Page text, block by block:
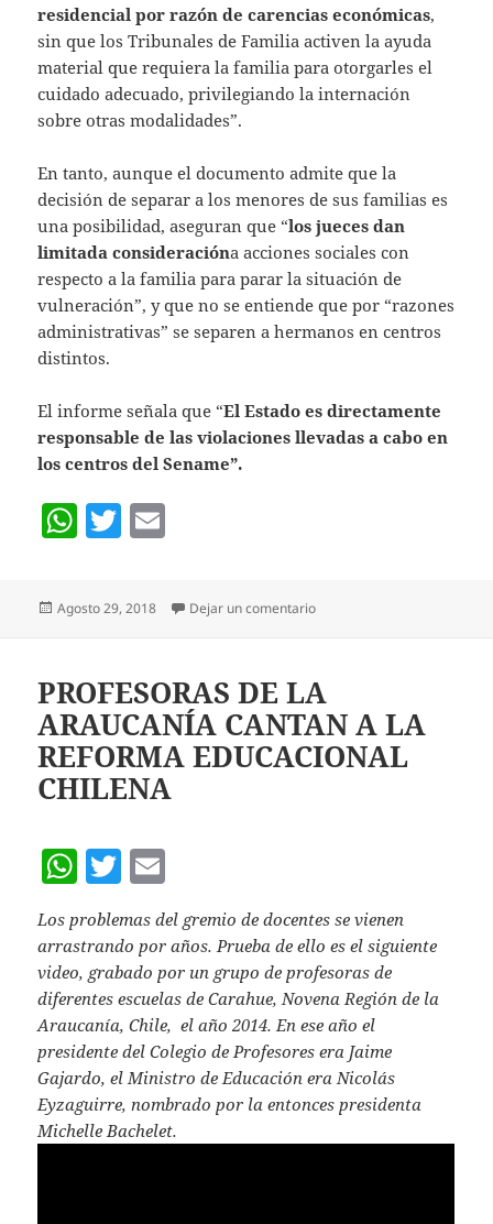
residencial por razón de carencias económicas,
sin que los Tribunales de Familia activen la ayuda
material que requiera la familia para otorgarles el
cuidado adecuado, privilegiando la internación
sobre otras modalidades”.
En tanto, aunque el documento admite que la
decisión de separar a los menores de sus familias es
una posibilidad, aseguran que “los jueces dan
limitada consideracióna acciones sociales con
respecto a la familia para parar la situación de
vulneración”, y que no se entiende que por “razones
administrativas” se separen a hermanos en centros
distintos.
El informe señala que “El Estado es directamente
responsable de las violaciones llevadas a cabo en
los centros del Sename”.
W
h
s
p
p
T
w
er l
Publicado
Agosto 29, 2018 Dejar un comentarioen INFORME
PROFESORAS DE LA
ARAUCANÍA CANTAN A LA
REFORMA EDUCACIONAL
CHILENA
W
h
at
s
A
p
p
T
itt
er
m
ai
l
Los problemas del gremio de docentes se vienen
arrastrando por años. Prueba de ello es el siguiente
video, grabado por un grupo de profesoras de
diferentes escuelas de Carahue, Novena Región de la
Araucanía, Chile, el año 2014. En ese año el
presidente del Colegio de Profesores era Jaime
Gajardo, el Ministro de Educación era Nicolás
Eyzaguirre, nombrado por la entonces presidenta
Michelle Bachelet.